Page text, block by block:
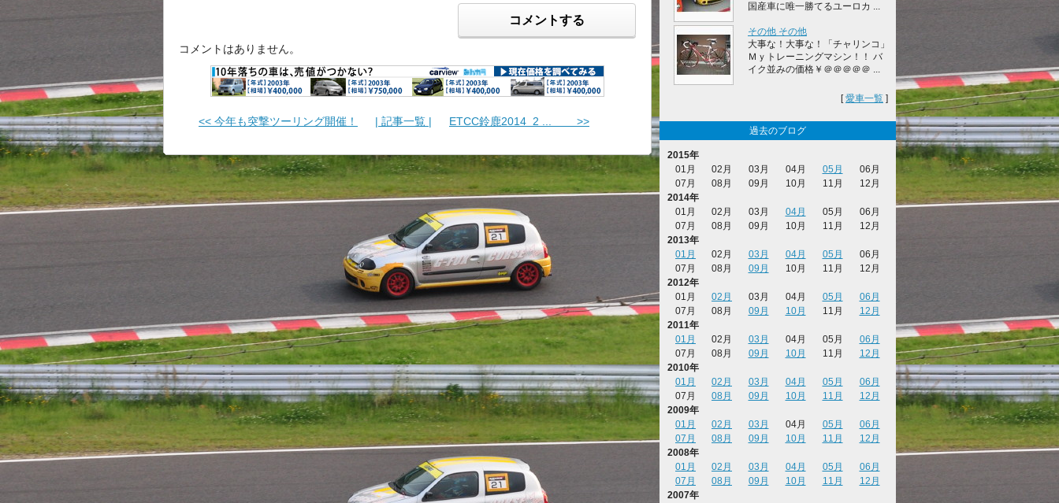
コメントする
コメントはありません。
<< 今年も突撃ツーリング開催！ | 記事一覧 | ETCC鈴鹿2014 2 ... >>
国産車に唯一勝てるユーロカ ...
その他 その他
大事な！大事な！「チャリンコ」
Ｍｙトレーニングマシン！！ バ
イク並みの価格￥＠＠＠＠＠ ...
[愛車一覧 ]
過去のブログ
2015年
01月
02月 03月 04月 05月
06月
07月
08月 09月 10月 11月
12月
2014年
01月
02月 03月 04月 05月
06月
07月
08月 09月 10月 11月
12月
2013年
01月
02月 03月 04月 05月
06月
07月
08月 09月 10月 11月
12月
2012年
01月
02月 03月 04月 05月
06月
07月
08月 09月 10月 11月
12月
2011年
01月
02月 03月 04月 05月
06月
07月
08月 09月 10月 11月
12月
2010年
01月
02月 03月 04月 05月
06月
07月
08月 09月 10月 11月
12月
2009年
01月
02月 03月 04月 05月
06月
07月
08月 09月 10月 11月
12月
2008年
01月
02月 03月 04月 05月
06月
07月
08月 09月 10月 11月
12月
2007年